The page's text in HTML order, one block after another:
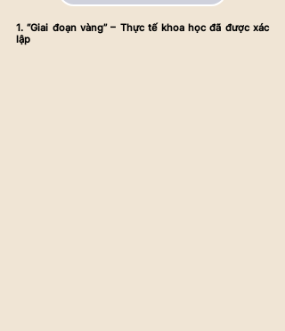
1. “Giai đoạn vàng” – Thực tế khoa học đã được xác
lập